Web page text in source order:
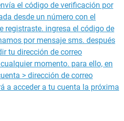
el código de verificación por
desde un número con el
registraste. ingresa el código de
por mensaje sms. después
tu dirección de correo
momento. para ello, en
> dirección de correo
a acceder a tu cuenta la próxima